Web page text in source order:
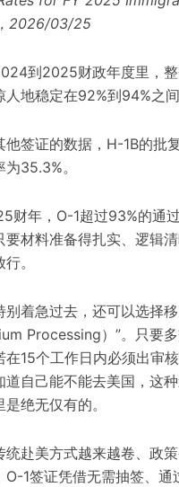
2026/03/25
到2025财政年度里，
地稳定在92%到94%之间
他签证的数据，H-1B的批
为35.3%。
财年， O-1超过93%的通
要材料准备得扎实、逻辑
。
别着急过去，还可以选择
Processing）”。只要
在15个工作日内必须出审
道自己能不能去美国，这
绝无仅有的。
统赴美方式越来越卷、政
O-1签证凭借无需抽签、通